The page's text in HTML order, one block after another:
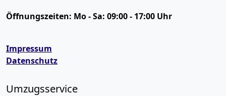
Öffnungszeiten: Mo - Sa: 09:00 - 17:00 Uhr
Impressum
Datenschutz
Umzugsservice